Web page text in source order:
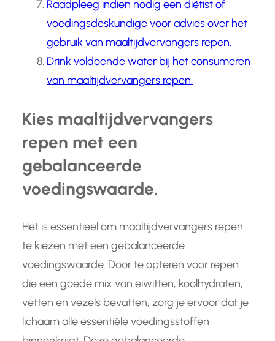
Raadpleeg indien nodig een diëtist of
voedingsdeskundige voor advies over het
gebruik van maaltijdvervangers repen.
Drink voldoende water bij het consumeren
van maaltijdvervangers repen.
Kies maaltijdvervangers
repen met een
gebalanceerde
voedingswaarde.
Het is essentieel om maaltijdvervangers repen
te kiezen met een gebalanceerde
voedingswaarde. Door te opteren voor repen
die een goede mix van eiwitten, koolhydraten,
vetten en vezels bevatten, zorg je ervoor dat je
lichaam alle essentiële voedingsstoffen